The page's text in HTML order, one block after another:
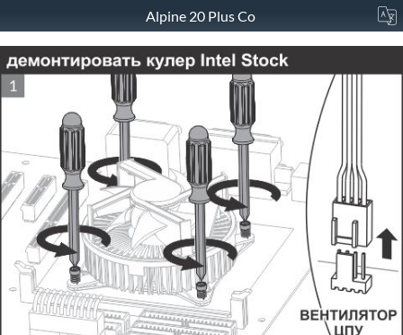
Alpine 20 Plus Co